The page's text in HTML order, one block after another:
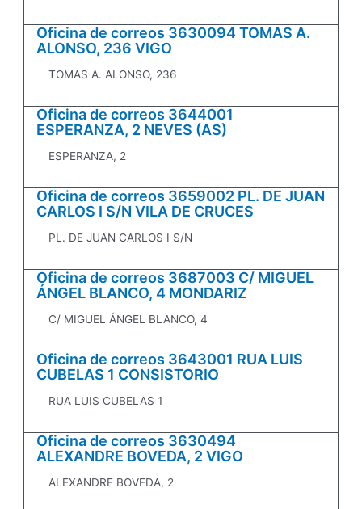
Oficina de correos 3630094 TOMAS A.
ALONSO, 236 VIGO
TOMAS A. ALONSO, 236
Oficina de correos 3644001
ESPERANZA, 2 NEVES (AS)
ESPERANZA, 2
Oficina de correos 3659002 PL. DE JUAN
CARLOS I S/N VILA DE CRUCES
PL. DE JUAN CARLOS I S/N
Oficina de correos 3687003 C/ MIGUEL
ÁNGEL BLANCO, 4 MONDARIZ
C/ MIGUEL ÁNGEL BLANCO, 4
Oficina de correos 3643001 RUA LUIS
CUBELAS 1 CONSISTORIO
RUA LUIS CUBELAS 1
Oficina de correos 3630494
ALEXANDRE BOVEDA, 2 VIGO
ALEXANDRE BOVEDA, 2